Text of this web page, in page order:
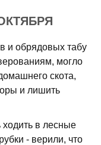
и обрядовых табу
могло
скота,
и лишить
ходить в лесные
- верили, что